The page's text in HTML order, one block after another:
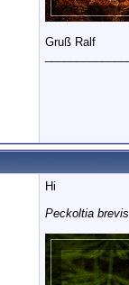
Gruß Ralf
Hi
Peckoltia brevis